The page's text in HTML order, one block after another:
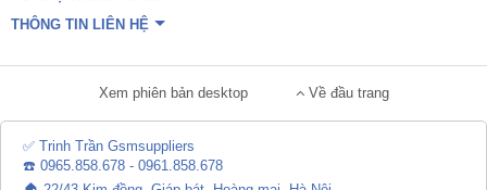
THÔNG TIN LIÊN HỆ
Xem phiên bản desktop Về đầu trang
✅ Trinh Trần Gsmsuppliers
☎️ 0965.858.678 - 0961.858.678